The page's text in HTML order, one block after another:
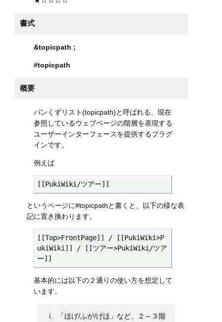
書式
&topicpath ;
#topicpath
概要
パンくずリスト(topicpath)と呼ばれる、現在
参照しているウェブページの階層を表現する
ユーザーインターフェースを提供するプラグ
インです。
例えば
[[PukiWiki/ツアー]]
というページに#topicpathと書くと、以下の様な表
記に置き換わります。
[[Top>FrontPage]] / [[PukiWiki>P
ukiWiki]] / [[ツアー>PukiWiki/ツア
ー]]
基本的には以下の２通りの使い方を想定して
います。
「ほげ/ふが/げほ」など、２～３階